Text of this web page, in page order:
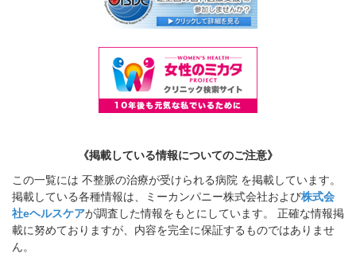
《掲載している情報についてのご注意》
この一覧には 不整脈の治療が受けられる病院 を掲載しています。
掲載している各種情報は、ミーカンパニー株式会社および株式会
社eヘルスケアが調査した情報をもとにしています。 正確な情報掲
載に努めておりますが、内容を完全に保証するものではありませ
ん。